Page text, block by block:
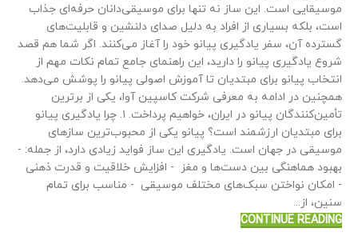
موسیقایی است. این ساز نه تنها برای موسیقی‌دانان حرفه‌ای جذاب
است، بلکه بسیاری از افراد به دلیل صدای دلنشین و قابلیت‌های
گسترده آن، سفر یادگیری پیانو خود را آغاز می‌کنند. اگر شما هم قصد
شروع یادگیری پیانو را دارید، این راهنمای جامع تمام نکات مهم از
انتخاب پیانو برای مبتدیان تا آموزش اصولی پیانو را پوشش می‌دهد.
همچنین در ادامه به معرفی شرکت کاسپین آوا، یکی از برترین
تأمین‌کنندگان پیانو در ایران، خواهیم پرداخت. ۱. چرا یادگیری پیانو
برای مبتدیان ارزشمند است؟ پیانو یکی از محبوب‌ترین سازهای
موسیقی در جهان است. یادگیری این ساز فواید زیادی دارد، از جمله: -
بهبود هماهنگی بین دست‌ها و مغز - افزایش خلاقیت و قدرت ذهنی
- امکان نواختن سبک‌های مختلف موسیقی - مناسب برای تمام
سنین، از...
CONTINUE READING